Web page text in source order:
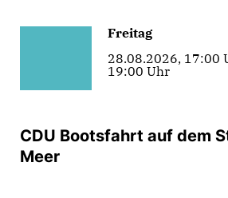
Freitag
28.08.2026, 17:00
19:00 Uhr
CDU Bootsfahrt auf dem
Meer